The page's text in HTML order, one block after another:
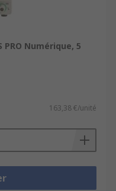
votre
, faites
réduire vos
de vos outils.
,
Numérique, 5
163,38 €/unité